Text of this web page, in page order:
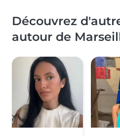
Découvrez
autour de